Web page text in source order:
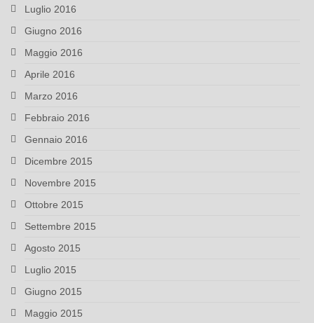
Luglio 2016
Giugno 2016
Maggio 2016
Aprile 2016
Marzo 2016
Febbraio 2016
Gennaio 2016
Dicembre 2015
Novembre 2015
Ottobre 2015
Settembre 2015
Agosto 2015
Luglio 2015
Giugno 2015
Maggio 2015